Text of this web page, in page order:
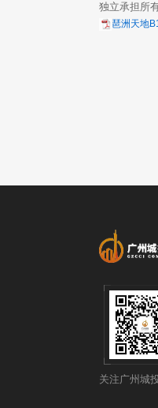
独立承担所
琶洲天地
关注广州城